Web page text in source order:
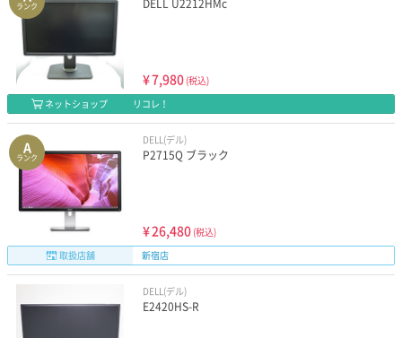
ランク DELL U2212HMc
¥7,980 (税込)
ネットショップ
リコレ！
A
ランク
DELL(デル)
P2715Q ブラック
¥26,480 (税込)
取扱店舗
新宿店
DELL(デル)
E2420HS-R